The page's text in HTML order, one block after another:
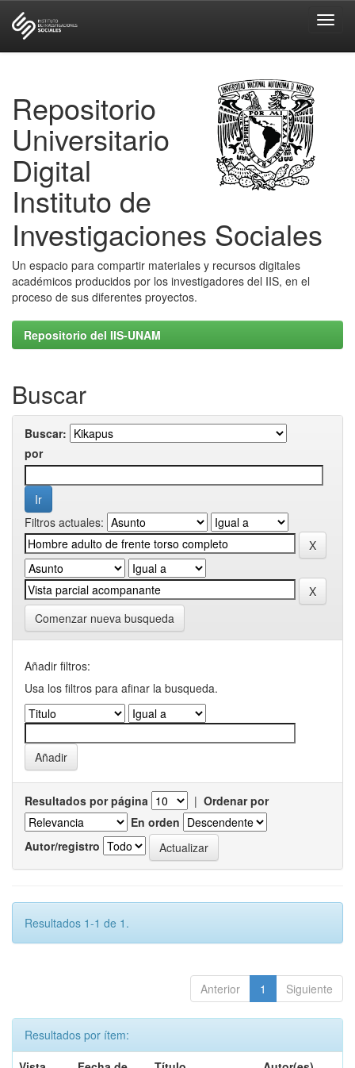
Repositorio
Universitario
Digital
Instituto de
Investigaciones Sociales
Un espacio para compartir materiales y recursos digitales
académicos producidos por los investigadores del IIS, en el
proceso de sus diferentes proyectos.
Repositorio del IIS-UNAM
Buscar
Buscar:
por
Filtros actuales:
Comenzar nueva busqueda
Añadir filtros:
Usa los filtros para afinar la busqueda.
Resultados por página | Ordenar por
En orden
Autor/registro
Resultados 1-1 de 1.
Anterior 1 Siguiente
Resultados por ítem: